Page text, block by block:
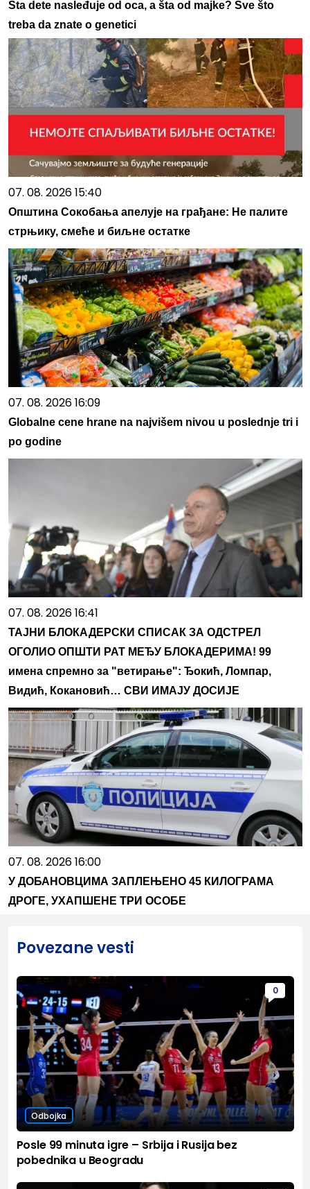
Šta dete nasleđuje od oca, a šta od majke? Sve što
treba da znate o genetici
07. 08. 2026 15:40
Општина Сокобања апелује на грађане: Не палите
стрњику, смеће и биљне остатке
07. 08. 2026 16:09
Globalne cene hrane na najvišem nivou u poslednje tri i
po godine
07. 08. 2026 16:41
ТАЈНИ БЛОКАДЕРСКИ СПИСАК ЗА ОДСТРЕЛ
ОГОЛИО ОПШТИ РАТ МЕЂУ БЛОКАДЕРИМА! 99
имена спремно за "ветирање": Ђокић, Ломпар,
Видић, Кокановић… СВИ ИМАЈУ ДОСИЈЕ
07. 08. 2026 16:00
У ДОБАНОВЦИМА ЗАПЛЕЊЕНО 45 КИЛОГРАМА
ДРОГЕ, УХАПШЕНЕ ТРИ ОСОБЕ
Povezane vesti
0
Odbojka
Posle 99 minuta igre – Srbija i Rusija bez
pobednika u Beogradu